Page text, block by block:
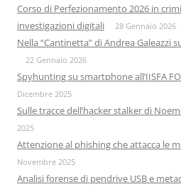
Corso di Perfezionamento 2026 in
investigazioni digitali
28 Gennaio 2026
Nella “Cantinetta” di Andrea Galeazzi
22 Gennaio 2026
Spyhunting su smartphone all’IISFA
Dicembre 2025
Sulle tracce dell’hacker stalker di
2025
Attenzione al phishing che attacca le
Novembre 2025
Analisi forense di pendrive USB e